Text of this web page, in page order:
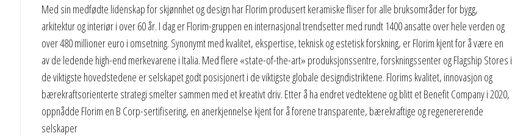
Med sin medfødte lidenskap for skjønnhet og design har Florim produsert keramiske fliser for alle bruksområder for bygg,
arkitektur og interiør i over 60 år. I dag er Florim-gruppen en internasjonal trendsetter med rundt 1400 ansatte over hele verden og
over 480 millioner euro i omsetning. Synonymt med kvalitet, ekspertise, teknisk og estetisk forskning, er Florim kjent for å være en
av de ledende high-end merkevarene i Italia. Med flere «state-of-the-art» produksjonssentre, forskningssenter og Flagship Stores i
de viktigste hovedstedene er selskapet godt posisjonert i de viktigste globale designdistriktene. Florims kvalitet, innovasjon og
bærekraftsorienterte strategi smelter sammen med et kreativt driv. Etter å ha endret vedtektene og blitt et Benefit Company i 2020,
oppnådde Florim en B Corp-sertifisering, en anerkjennelse kjent for å forene transparente, bærekraftige og regenererende
selskaper